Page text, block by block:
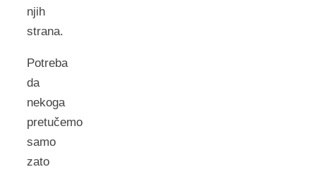
njih
strana.
Potreba
da
nekoga
pretučemo
samo
zato